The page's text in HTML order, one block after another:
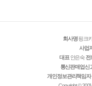
회사명핑크
사업
대표안은숙 전
통신판매업신
개인정보관리책임자